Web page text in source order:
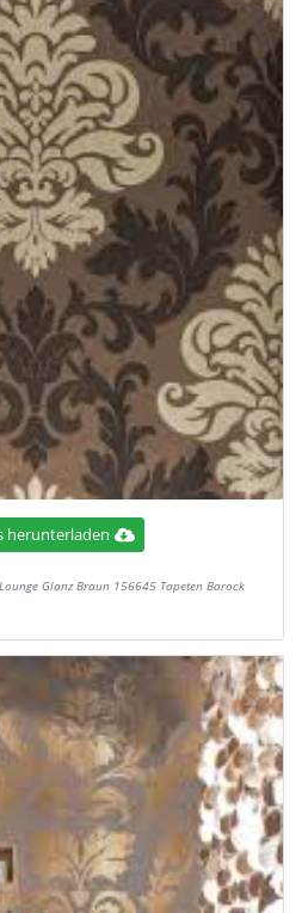
herunterladen
Glanz Braun 156645 Tapeten Barock